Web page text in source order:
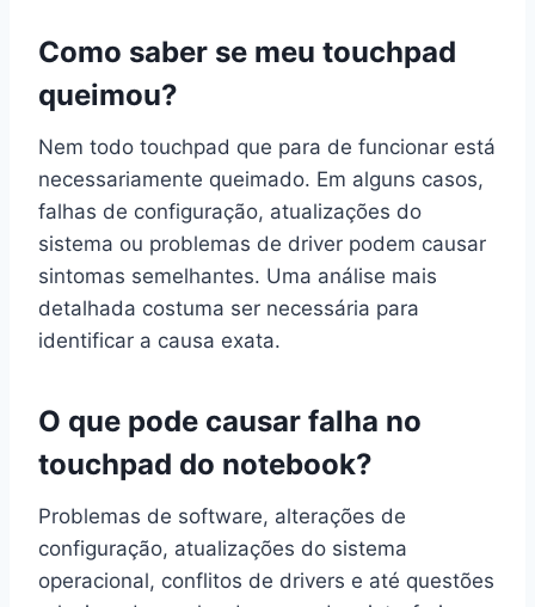
Como saber se meu touchpad
queimou?
Nem todo touchpad que para de funcionar está
necessariamente queimado. Em alguns casos,
falhas de configuração, atualizações do
sistema ou problemas de driver podem causar
sintomas semelhantes. Uma análise mais
detalhada costuma ser necessária para
identificar a causa exata.
O que pode causar falha no
touchpad do notebook?
Problemas de software, alterações de
configuração, atualizações do sistema
operacional, conflitos de drivers e até questões